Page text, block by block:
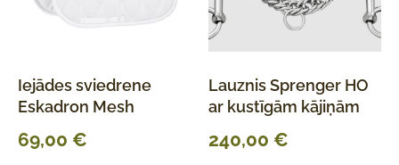
Iejādes sviedrene
Eskadron Mesh
69,00 €
Lauznis Sprenger HO
ar kustīgām kājiņām
240,00 €